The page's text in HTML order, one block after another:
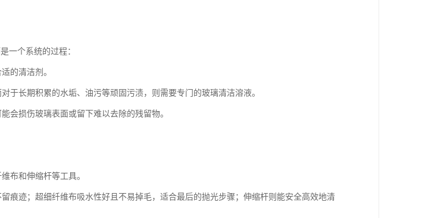
一个系统的过程：
的清洁剂。
于长期积累的水垢、油污等顽固污渍，则需要专门的玻璃清洁溶液。
会损伤玻璃表面或留下难以去除的残留物。
布和伸缩杆等工具。
痕迹；超细纤维布吸水性好且不易掉毛，适合最后的抛光步骤；伸缩杆则能安全高效地清